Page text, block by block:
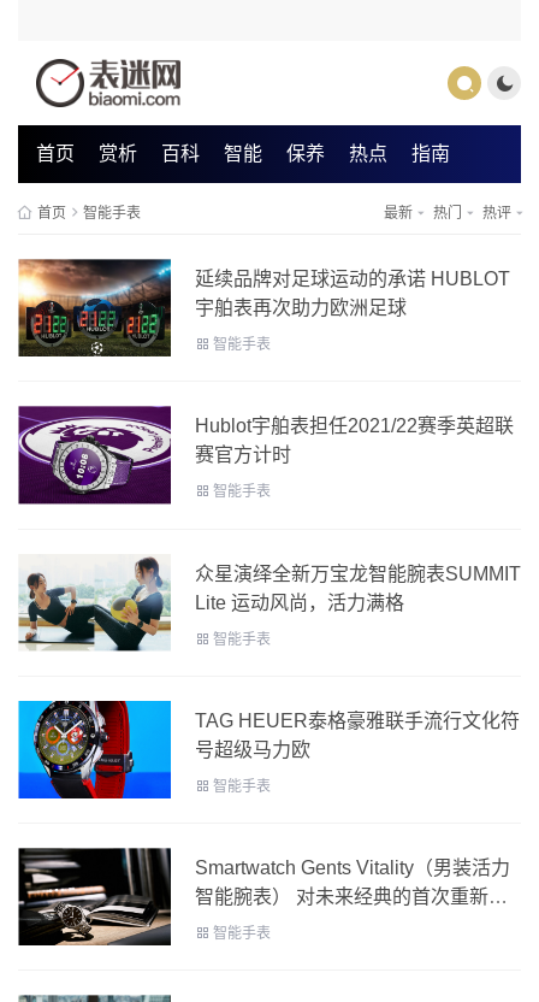
首页 赏析 百科 智能 保养 热点 指南
首页 智能手表 最新 热门 热评
延续品牌对足球运动的承诺 HUBLOT
宇舶表再次助力欧洲足球
智能手表
Hublot宇舶表担任2021/22赛季英超联
赛官方计时
智能手表
众星演绎全新万宝龙智能腕表SUMMIT
Lite 运动风尚，活力满格
智能手表
TAG HEUER泰格豪雅联手流行文化符
号超级马力欧
智能手表
Smartwatch Gents Vitality（男装活力
智能腕表） 对未来经典的首次重新演
绎智能手表